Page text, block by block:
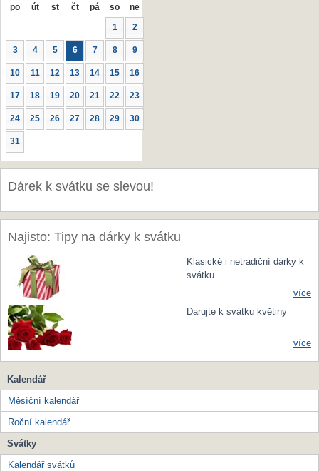
po út st čt pá so ne
1 2
3 4 5 6 7 8 9
10 11 12 13 14 15 16
17 18 19 20 21 22 23
24 25 26 27 28 29 30
31
Dárek k svátku se slevou!
Najisto: Tipy na dárky k svátku
Klasické i netradiční dárky k
svátku
více
Darujte k svátku květiny
více
Kalendář
Měsíční kalendář
Roční kalendář
Svátky
Kalendář svátků